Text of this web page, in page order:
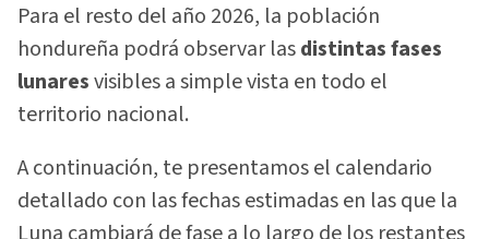
Para el resto del año 2026, la población
hondureña podrá observar lasdistintas fases
lunaresvisibles a simple vista en todo el
territorio nacional.
A continuación, te presentamos el calendario
detallado con las fechas estimadas en las que la